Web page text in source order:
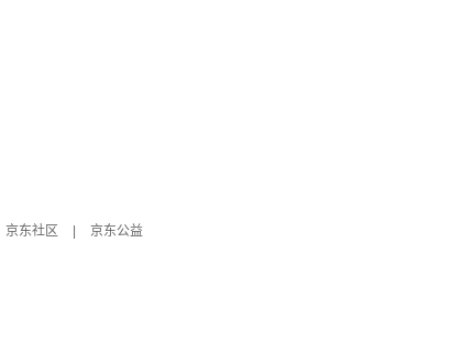
京东社区
京东公益